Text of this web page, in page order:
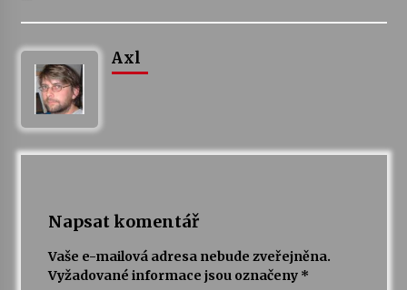
Axl
Napsat komentář
Vaše e-mailová adresa nebude zveřejněna.
Vyžadované informace jsou označeny *